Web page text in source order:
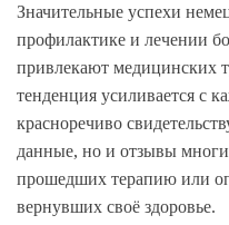
Значительные успехи
профилактике и лечении
привлекают медицинских
тенденция усиливается с
красноречиво
данные, но и отзывы
прошедших терапию или
вернувших своё здоровье.